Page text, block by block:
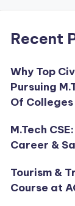
Recent
Why Top
Pursuing
Of Colleges
M.Tech
Career &
Tourism &
Course at